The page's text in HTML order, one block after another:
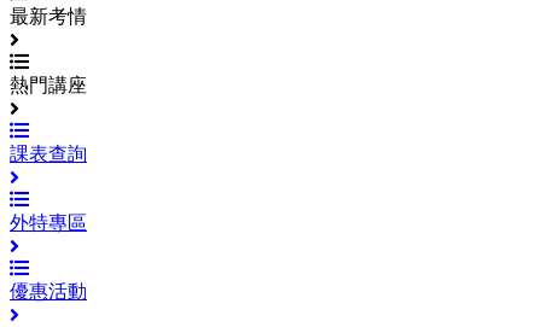
最新考情
熱門講座
課表查詢
外特專區
優惠活動